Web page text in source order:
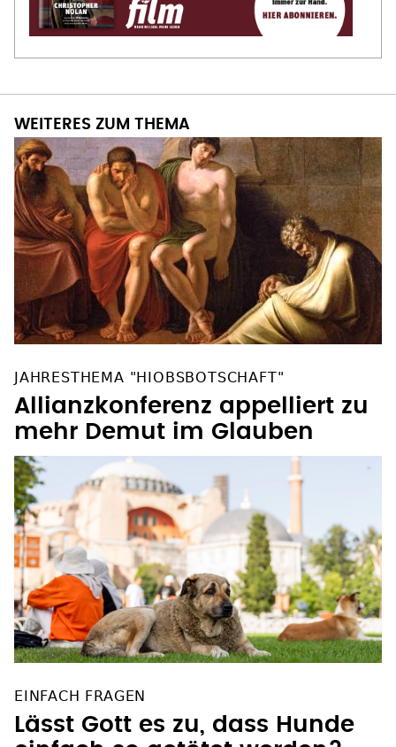
Allianzkonferenz appelliert zu
mehr Demut im Glauben
Lässt Gott es zu, dass Hunde
einfach so getötet werden?